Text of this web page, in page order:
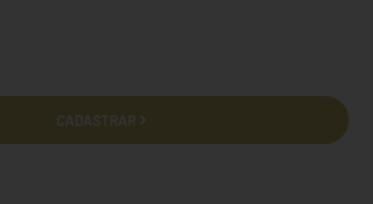
CADASTRAR